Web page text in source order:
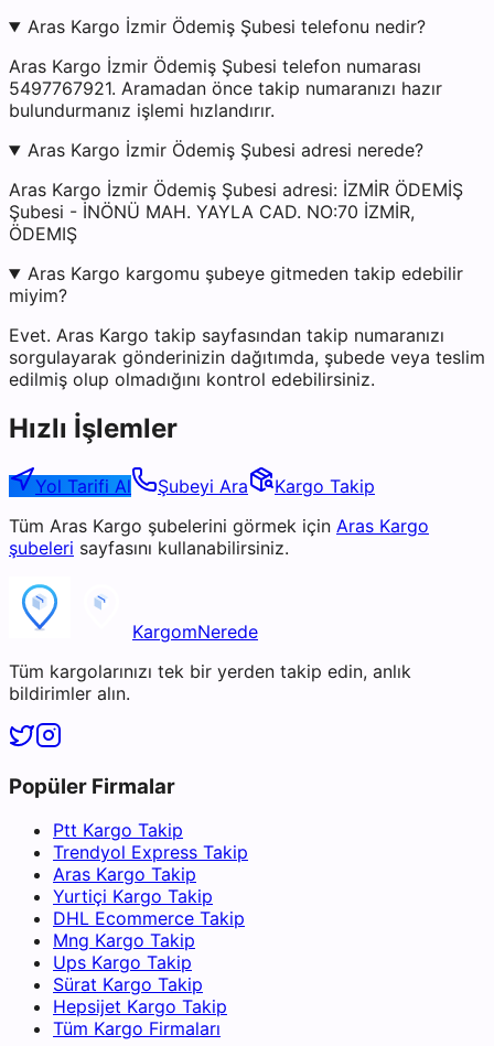
Aras Kargo İzmir Ödemiş Şubesi telefonu nedir?
Aras Kargo İzmir Ödemiş Şubesi telefon numarası
5497767921. Aramadan önce takip numaranızı hazır
bulundurmanız işlemi hızlandırır.
Aras Kargo İzmir Ödemiş Şubesi adresi nerede?
Aras Kargo İzmir Ödemiş Şubesi adresi: İZMİR ÖDEMİŞ
Şubesi - İNÖNÜ MAH. YAYLA CAD. NO:70 İZMİR,
ÖDEMIŞ
Aras Kargo kargomu şubeye gitmeden takip edebilir
miyim?
Evet. Aras Kargo takip sayfasından takip numaranızı
sorgulayarak gönderinizin dağıtımda, şubede veya teslim
edilmiş olup olmadığını kontrol edebilirsiniz.
Hızlı İşlemler
Yol Tarifi Al Şubeyi Ara
Kargo Takip
Tüm Aras Kargo şubelerini görmek için Aras Kargo
şubeleri sayfasını kullanabilirsiniz.
KargomNerede
Tüm kargolarınızı tek bir yerden takip edin, anlık
bildirimler alın.
Popüler Firmalar
Ptt Kargo Takip
Trendyol Express Takip
Aras Kargo Takip
Yurtiçi Kargo Takip
DHL Ecommerce Takip
Mng Kargo Takip
Ups Kargo Takip
Sürat Kargo Takip
Hepsijet Kargo Takip
Tüm Kargo Firmaları